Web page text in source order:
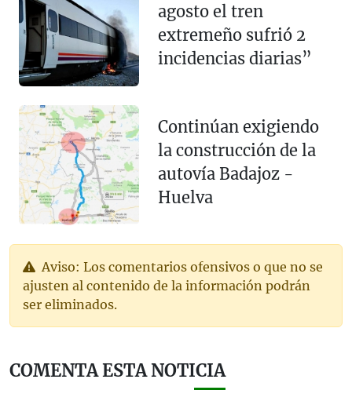
agosto el tren
extremeño sufrió 2
incidencias diarias”
Continúan exigiendo
la construcción de la
autovía Badajoz -
Huelva
Aviso: Los comentarios ofensivos o que no se
ajusten al contenido de la información podrán
ser eliminados.
COMENTA ESTA NOTICIA